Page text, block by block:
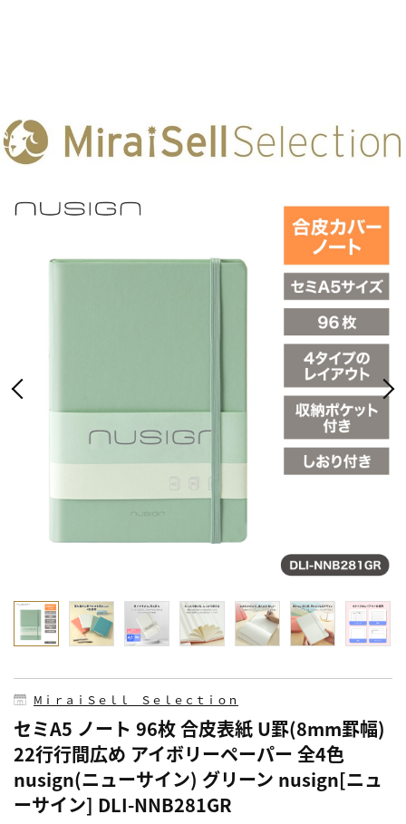
MⅰｒａｉＳｅｌｌ Ｓｅｌｅｃｔｉｏｎ
セミA5 ノート 96枚 合皮表紙 U罫(8mm罫幅)
22行行間広め アイボリーペーパー 全4色
nusign(ニューサイン) グリーン nusign[ニュ
ーサイン] DLI-NNB281GR